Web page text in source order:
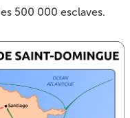
500 000 esclaves.